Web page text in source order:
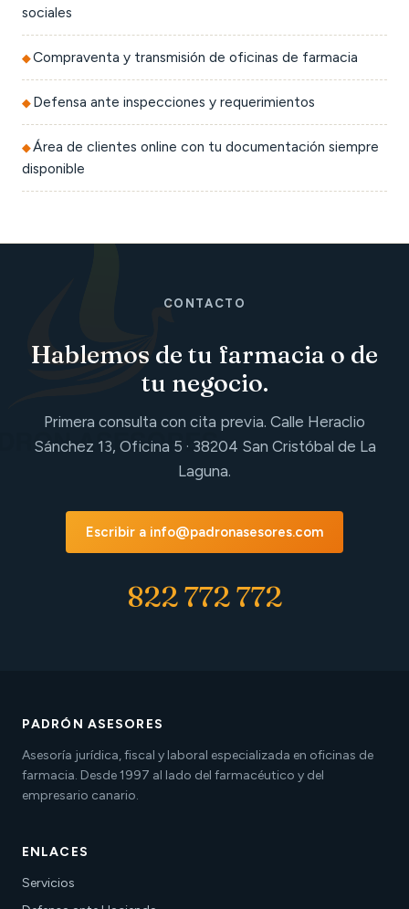
sociales
Compraventa y transmisión de oficinas de farmacia
Defensa ante inspecciones y requerimientos
Área de clientes online con tu documentación siempre
disponible
CONTACTO
Hablemos de tu farmacia o de
tu negocio.
Primera consulta con cita previa. Calle Heraclio
Sánchez 13, Oficina 5 · 38204 San Cristóbal de La
Laguna.
Escribir a info@padronasesores.com
822 772 772
PADRÓN ASESORES
Asesoría jurídica, fiscal y laboral especializada en oficinas de
farmacia. Desde 1997 al lado del farmacéutico y del
empresario canario.
ENLACES
Servicios